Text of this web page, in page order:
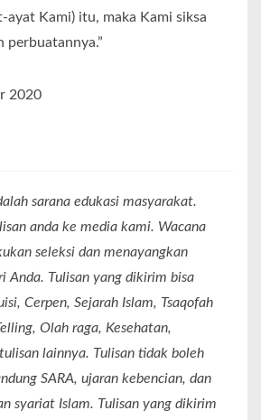
ayat Kami) itu, maka Kami siksa
perbuatannya.”
2020
sarana edukasi masyarakat.
anda ke media kami. Wacana
seleksi dan menayangkan
Anda. Tulisan yang dikirim bisa
Cerpen, Sejarah Islam, Tsaqofah
Olah raga, Kesehatan,
lainnya. Tulisan tidak boleh
SARA, ujaran kebencian, dan
syariat Islam. Tulisan yang dikirim